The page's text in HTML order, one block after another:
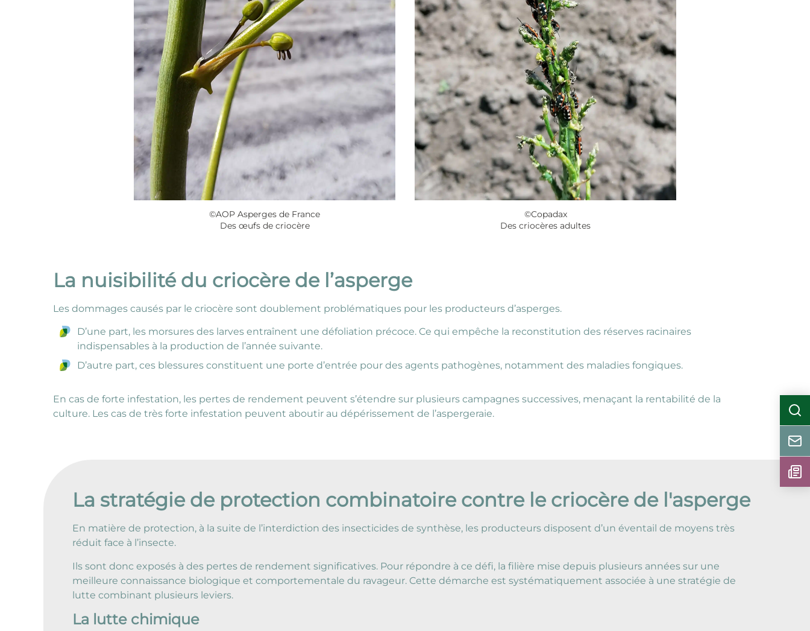
©AOP Asperges de France
Des œufs de criocère
©Copadax
Des criocères adultes
La nuisibilité du criocère de l’asperge
Les dommages causés par le criocère sont doublement problématiques pour les producteurs d’asperges.
D’une part, les morsures des larves entraînent une défoliation précoce. Ce qui empêche la reconstitution des réserves racinaires
indispensables à la production de l’année suivante.
D’autre part, ces blessures constituent une porte d’entrée pour des agents pathogènes, notamment des maladies fongiques.
En cas de forte infestation, les pertes de rendement peuvent s’étendre sur plusieurs campagnes successives, menaçant la rentabilité de la
culture. Les cas de très forte infestation peuvent aboutir au dépérissement de l’aspergeraie.
La stratégie de protection combinatoire contre le criocère de l'asperge
En matière de protection, à la suite de l’interdiction des insecticides de synthèse, les producteurs disposent d’un éventail de moyens très
réduit face à l’insecte.
Ils sont donc exposés à des pertes de rendement significatives. Pour répondre à ce défi, la filière mise depuis plusieurs années sur une
meilleure connaissance biologique et comportementale du ravageur. Cette démarche est systématiquement associée à une stratégie de
lutte combinant plusieurs leviers.
La lutte chimique